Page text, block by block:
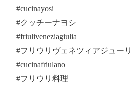
#cucinayosi
#クッチーナヨシ
#friuliveneziagiulia
#フリウリヴェネツィアジュー
#cucinafriulano
#フリウリ料理